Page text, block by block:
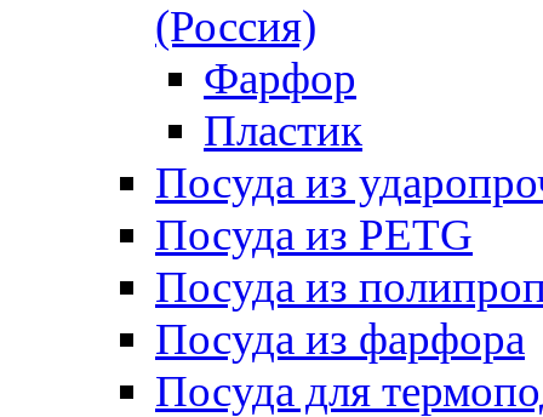
(Россия)
Фарфор
Пластик
Посуда из
Посуда из PETG
Посуда из
Посуда из фарфора
Посуда для